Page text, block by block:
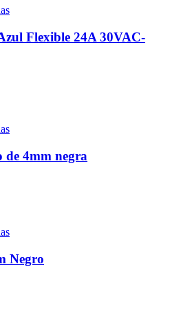
Flexible 24A 30VAC-
de 4mm negra
Negro